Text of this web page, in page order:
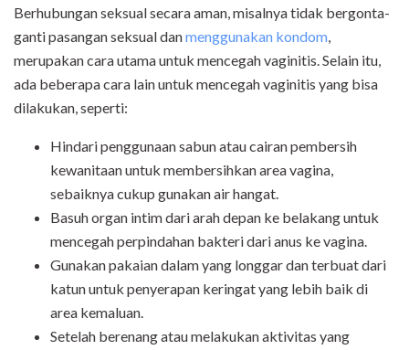
Berhubungan seksual secara aman, misalnya tidak bergonta-
ganti pasangan seksual danmenggunakan kondom,
merupakan cara utama untuk mencegah vaginitis. Selain itu,
ada beberapa cara lain untuk mencegah vaginitis yang bisa
dilakukan, seperti:
Hindari penggunaan sabun atau cairan pembersih
kewanitaan untuk membersihkan area vagina,
sebaiknya cukup gunakan air hangat.
Basuh organ intim dari arah depan ke belakang untuk
mencegah perpindahan bakteri dari anus ke vagina.
Gunakan pakaian dalam yang longgar dan terbuat dari
katun untuk penyerapan keringat yang lebih baik di
area kemaluan.
Setelah berenang atau melakukan aktivitas yang